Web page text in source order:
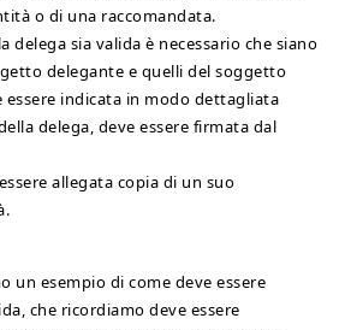
o di una raccomandata.
delega sia valida è necessario che siano
delegante e quelli del soggetto
indicata in modo dettagliata
delega, deve essere firmata dal
allegata copia di un suo
un esempio di come deve essere
che ricordiamo deve essere